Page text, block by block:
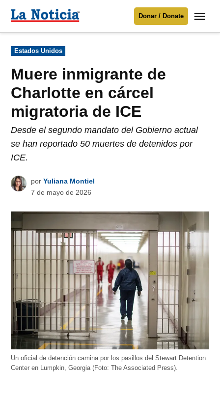
Para mantenerte informado necesitamos
Donar
contenido
Noticia
Donar / Donate
Publicado
en
Estados Unidos
Muere inmigrante de
Charlotte en cárcel
migratoria de ICE
Desde el segundo mandato del Gobierno actual
se han reportado 50 muertes de detenidos por
ICE.
por Yuliana Montiel
7 de mayo de 2026
Un oficial de detención camina por los pasillos del Stewart Detention
Center en Lumpkin, Georgia (Foto: The Associated Press).